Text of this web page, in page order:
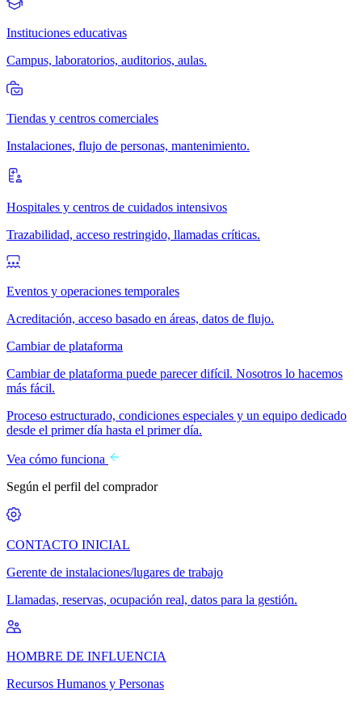
Instituciones educativas
Campus, laboratorios, auditorios, aulas.
Tiendas y centros comerciales
Instalaciones, flujo de personas, mantenimiento.
Hospitales y centros de cuidados intensivos
Trazabilidad, acceso restringido, llamadas críticas.
Eventos y operaciones temporales
Acreditación, acceso basado en áreas, datos de flujo.
Cambiar de plataforma
Cambiar de plataforma puede parecer difícil. Nosotros lo hacemos
más fácil.
Proceso estructurado, condiciones especiales y un equipo dedicado
desde el primer día hasta el primer día.
Vea cómo funciona
Según el perfil del comprador
CONTACTO INICIAL
Gerente de instalaciones/lugares de trabajo
Llamadas, reservas, ocupación real, datos para la gestión.
HOMBRE DE INFLUENCIA
Recursos Humanos y Personas